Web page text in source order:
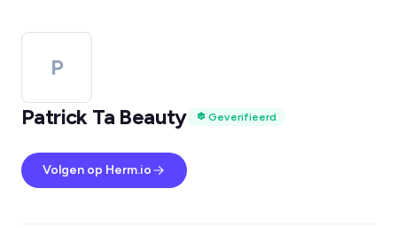
P
Patrick Ta Beauty
Geverifieerd
Volgen op Herm.io